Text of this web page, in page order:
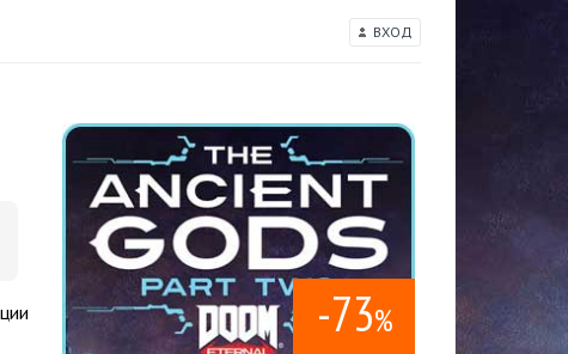
ВХОД
-73%